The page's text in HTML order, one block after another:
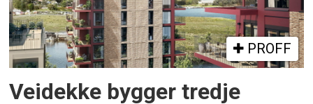
PROFF
Veidekke bygger tredje